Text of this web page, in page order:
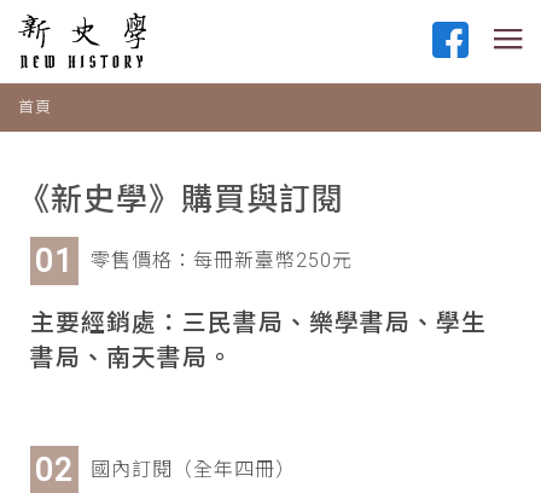
首頁
《新史學》購買與訂閱
零售價格：每冊新臺幣250元
主要經銷處：三民書局、樂學書局、學生
書局、南天書局。
國內訂閱（全年四冊）